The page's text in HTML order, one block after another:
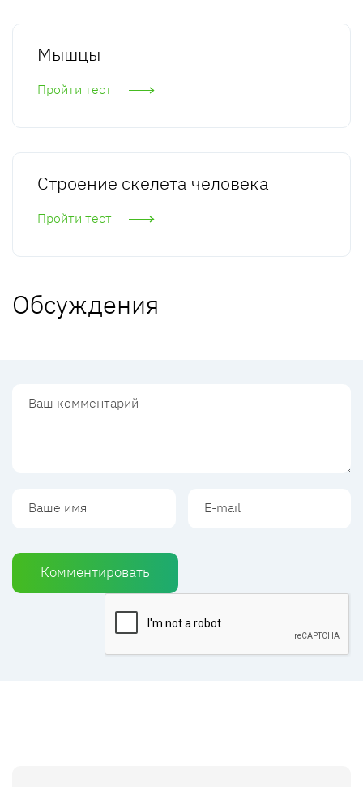
Мышцы
Пройти тест
Строение скелета человека
Пройти тест
Обсуждения
Комментировать